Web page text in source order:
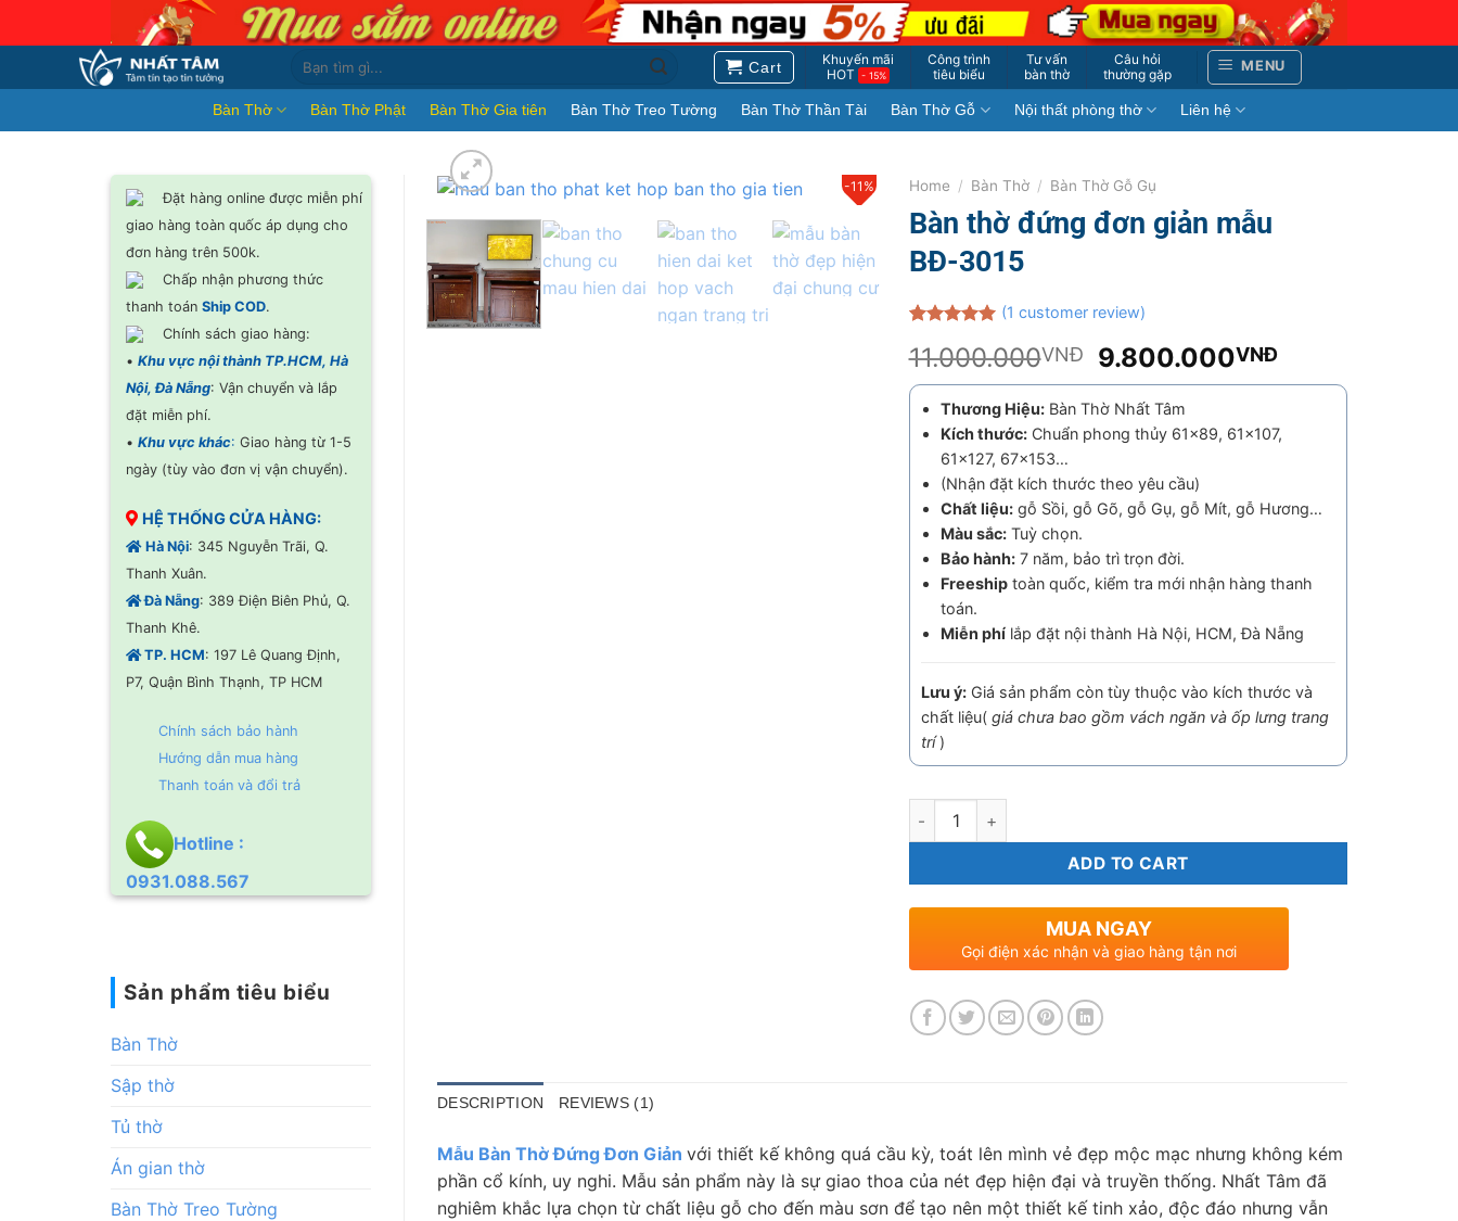
dung
Search
Cart
Khuyến mãi
HOT
- 15%
Công trình
tiêu biểu
Tư vấn
bàn thờ
Câu hỏi
thường gặp
MENU
Bàn Thờ Bàn Thờ Phật Bàn Thờ Gia tiên Bàn Thờ Treo Tường Bàn Thờ Thần Tài Bàn Thờ Gỗ Nội thất phòng thờ Liên hệ
Đặt hàng online được miễn phí
giao hàng toàn quốc áp dụng cho
đơn hàng trên 500k.
Chấp nhận phương thức
thanh toán Ship COD.
Chính sách giao hàng:
• Khu vực nội thành TP.HCM, Hà
Nội, Đà Nẵng: Vận chuyển và lắp
đặt miễn phí.
• Khu vực khác: Giao hàng từ 1-5
ngày (tùy vào đơn vị vận chuyển).
HỆ THỐNG CỬA HÀNG:
Hà Nội: 345 Nguyễn Trãi, Q.
Thanh Xuân.
Đà Nẵng: 389 Điện Biên Phủ, Q.
Thanh Khê.
TP. HCM: 197 Lê Quang Định,
P7, Quận Bình Thạnh, TP HCM
Chính sách bảo hành
Hướng dẫn mua hàng
Thanh toán và đổi trả
Hotline :
0931.088.567
Sản phẩm tiêu biểu
Bàn Thờ
Sập thờ
Tủ thờ
Án gian thờ
Bàn Thờ Treo Tường
-11% Home / Bàn Thờ / Bàn Thờ Gỗ Gụ
Bàn thờ đứng đơn giản mẫu
BĐ-3015
out of 5
based on
customer
rating
(1 customer review)
11.000.000VNĐ
Original
price
was:
11.000.000VNĐ.
9.800.000VNĐCurrent
price
Thương Hiệu: Bàn Thờ Nhất Tâm
Kích thước: Chuẩn phong thủy 61×89, 61×107,
61×127, 67×153…
(Nhận đặt kích thước theo yêu cầu)
Chất liệu: gỗ Sồi, gỗ Gõ, gỗ Gụ, gỗ Mít, gỗ Hương…
Màu sắc: Tuỳ chọn.
Bảo hành: 7 năm, bảo trì trọn đời.
Freeship toàn quốc, kiểm tra mới nhận hàng thanh
toán.
Miễn phí lắp đặt nội thành Hà Nội, HCM, Đà Nẵng
Lưu ý:Giá sản phẩm còn tùy thuộc vào kích thước và
chất liệu(giá chưa bao gồm vách ngăn và ốp lưng trang
trí)
Quantity
ADD TO CART
MUA NGAY
Gọi điện xác nhận và giao hàng tận nơi
DESCRIPTION REVIEWS (1)
Mẫu Bàn Thờ Đứng Đơn Giản với thiết kế không quá cầu kỳ, toát lên mình vẻ đẹp mộc mạc nhưng không kém
phần cổ kính, uy nghi. Mẫu sản phẩm này là sự giao thoa của nét đẹp hiện đại và truyền thống. Nhất Tâm đã
nghiêm khắc lựa chọn từ chất liệu gỗ cho đến màu sơn để tạo nên một thiết kế tinh xảo, độc đáo nhưng vẫn